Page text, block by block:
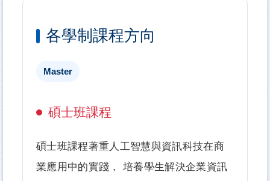
各學制課程方向
Master
碩士班課程
碩士班課程著重人工智慧與資訊科技在商
業應用中的實踐， 培養學生解決企業資訊